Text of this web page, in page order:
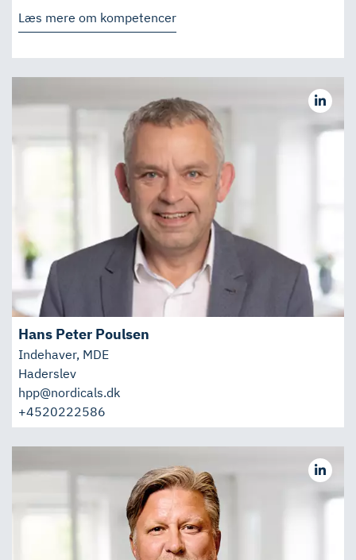
Læs mere om kompetencer
Hans Peter Poulsen
Indehaver, MDE
Haderslev
hpp@nordicals.dk
+4520222586